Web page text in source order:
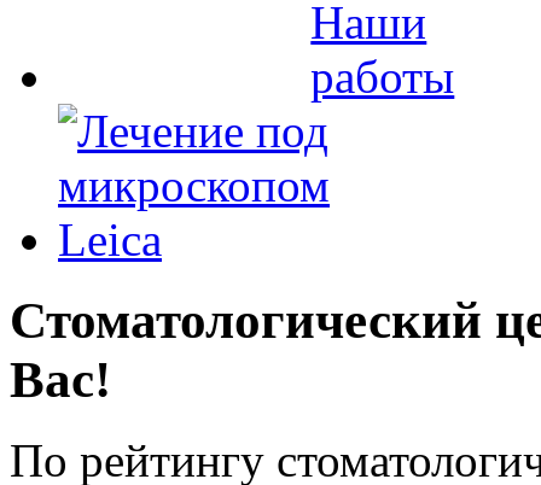
Стоматологический
Вас!
По рейтингу